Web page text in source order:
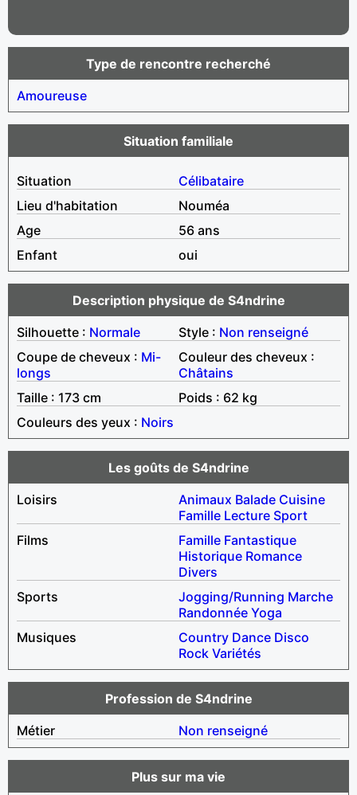
Type de rencontre recherché
Amoureuse
Situation familiale
Situation
Célibataire
Lieu d'habitation
Nouméa
Age
56 ans
Enfant
oui
Description physique de S4ndrine
Silhouette : Normale Style : Non renseigné
Coupe de cheveux : Mi-
longs
Couleur des cheveux :
Châtains
Taille : 173 cm
Poids : 62 kg
Couleurs des yeux : Noirs
Les goûts de S4ndrine
Loisirs
Animaux Balade Cuisine
Famille Lecture Sport
Films
Famille Fantastique
Historique Romance
Divers
Sports
Jogging/Running Marche
Randonnée Yoga
Musiques
Country Dance Disco
Rock Variétés
Profession de S4ndrine
Métier
Non renseigné
Plus sur ma vie